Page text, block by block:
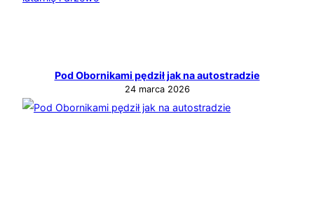
Pod Obornikami pędził jak na autostradzie
24 marca 2026